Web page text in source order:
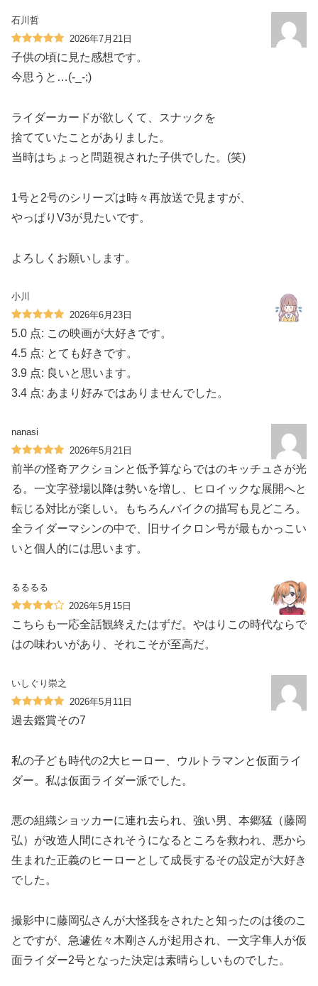
石川哲
2026年7月21日
子供の頃に見た感想です。
今思うと…(-_-;)
ライダーカードが欲しくて、スナックを
捨てていたことがありました。
当時はちょっと問題視された子供でした。(笑)
1号と2号のシリーズは時々再放送で見ますが、
やっぱりV3が見たいです。
よろしくお願いします。
小川
2026年6月23日
5.0 点: この映画が大好きです。
4.5 点: とても好きです。
3.9 点: 良いと思います。
3.4 点: あまり好みではありませんでした。
nanasi
2026年5月21日
前半の怪奇アクションと低予算ならではのキッチュさが光
る。一文字登場以降は勢いを増し、ヒロイックな展開へと
転じる対比が楽しい。もちろんバイクの描写も見どころ。
全ライダーマシンの中で、旧サイクロン号が最もかっこい
いと個人的には思います。
るるるる
2026年5月15日
こちらも一応全話観終えたはずだ。やはりこの時代ならで
はの味わいがあり、それこそが至高だ。
いしぐり崇之
2026年5月11日
過去鑑賞その7
私の子ども時代の2大ヒーロー、ウルトラマンと仮面ライ
ダー。私は仮面ライダー派でした。
悪の組織ショッカーに連れ去られ、強い男、本郷猛（藤岡
弘）が改造人間にされそうになるところを救われ、悪から
生まれた正義のヒーローとして成長するその設定が大好き
でした。
撮影中に藤岡弘さんが大怪我をされたと知ったのは後のこ
とですが、急遽佐々木剛さんが起用され、一文字隼人が仮
面ライダー2号となった決定は素晴らしいものでした。